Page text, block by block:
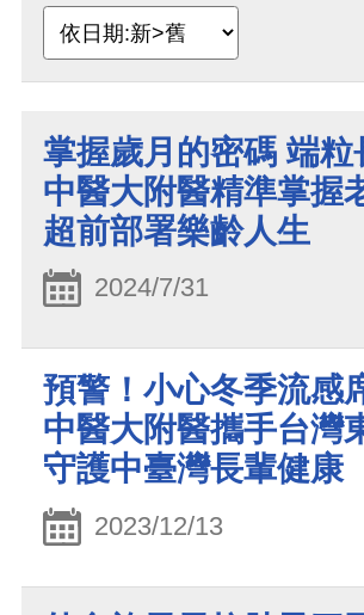
掌握歲月的密碼 端粒
中醫大附醫精準掌握
超前部署樂齡人生
2024/7/31
預警！小心冬季流感
中醫大附醫攜手台灣
守護中臺灣長輩健康
2023/12/13